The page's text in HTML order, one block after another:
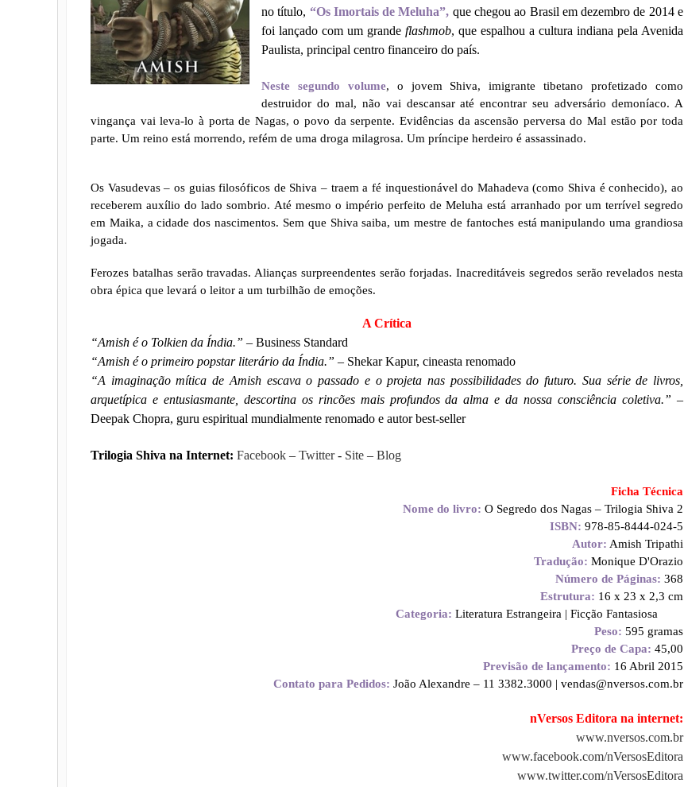
no título, “Os Imortais de Meluha”, que chegou ao Brasil em dezembro de 2014 e
foi lançado com um grande flashmob, que espalhou a cultura indiana pela Avenida
Paulista, principal centro financeiro do país.
Neste segundo volume, o jovem Shiva, imigrante tibetano profetizado como
destruidor do mal, não vai descansar até encontrar seu adversário demoníaco. A
vingança vai leva-lo à porta de Nagas, o povo da serpente. Evidências da ascensão perversa do Mal estão por toda
parte. Um reino está morrendo, refém de uma droga milagrosa. Um príncipe herdeiro é assassinado.
Os Vasudevas – os guias filosóficos de Shiva – traem a fé inquestionável do Mahadeva (como Shiva é conhecido), ao
receberem auxílio do lado sombrio. Até mesmo o império perfeito de Meluha está arranhado por um terrível segredo
em Maika, a cidade dos nascimentos. Sem que Shiva saiba, um mestre de fantoches está manipulando uma grandiosa
jogada.
Ferozes batalhas serão travadas. Alianças surpreendentes serão forjadas. Inacreditáveis segredos serão revelados nesta
obra épica que levará o leitor a um turbilhão de emoções.
A Crítica
“Amish é o Tolkien da Índia.” – Business Standard
“Amish é o primeiro popstar literário da Índia.” – Shekar Kapur, cineasta renomado
“A imaginação mítica de Amish escava o passado e o projeta nas possibilidades do futuro. Sua série de livros,
arquetípica e entusiasmante, descortina os rincões mais profundos da alma e da nossa consciência coletiva.” –
Deepak Chopra, guru espiritual mundialmente renomado e autor best-seller
Trilogia Shiva na Internet: Facebook – Twitter- Site – Blog
Ficha Técnica
Nome do livro: O Segredo dos Nagas – Trilogia Shiva 2
ISBN: 978-85-8444-024-5
Autor: Amish Tripathi
Tradução: Monique D'Orazio
Número de Páginas: 368
Estrutura: 16 x 23 x 2,3 cm
Categoria: Literatura Estrangeira | Ficção Fantasiosa
Peso: 595 gramas
Preço de Capa: 45,00
Previsão de lançamento: 16 Abril 2015
Contato para Pedidos: João Alexandre – 11 3382.3000 | vendas@nversos.com.br
nVersos Editora na internet:
www.nversos.com.br
www.facebook.com/nVersosEditora
www.twitter.com/nVersosEditora